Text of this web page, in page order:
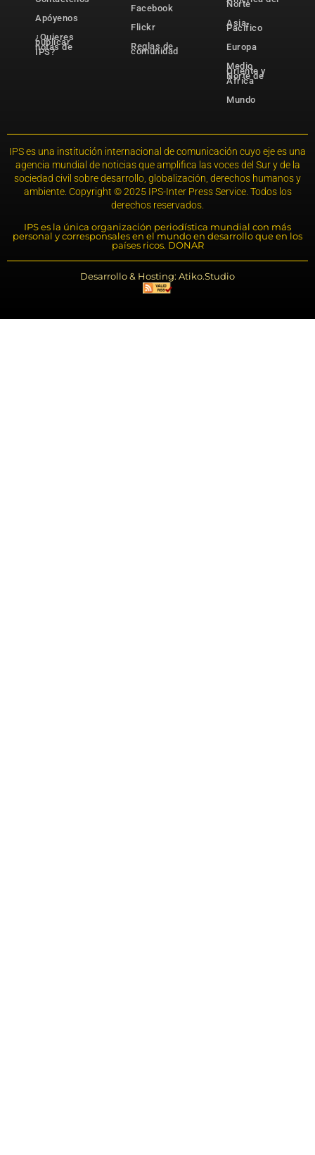
Apóyenos
¿Quieres
publicar
notas de
IPS?
Facebook
Flickr
Reglas de
comunidad
Norte
Asia-
Pacífico
Europa
Medio
Oriente y
Norte de
África
Mundo
IPS es una institución internacional de comunicación cuyo eje es una
agencia mundial de noticias que amplifica las voces del Sur y de la
sociedad civil sobre desarrollo, globalización, derechos humanos y
ambiente. Copyright © 2025 IPS-Inter Press Service. Todos los
derechos reservados.
IPS es la única organización periodística mundial con más
personal y corresponsales en el mundo en desarrollo que en los
países ricos. DONAR
Desarrollo & Hosting: Atiko.Studio